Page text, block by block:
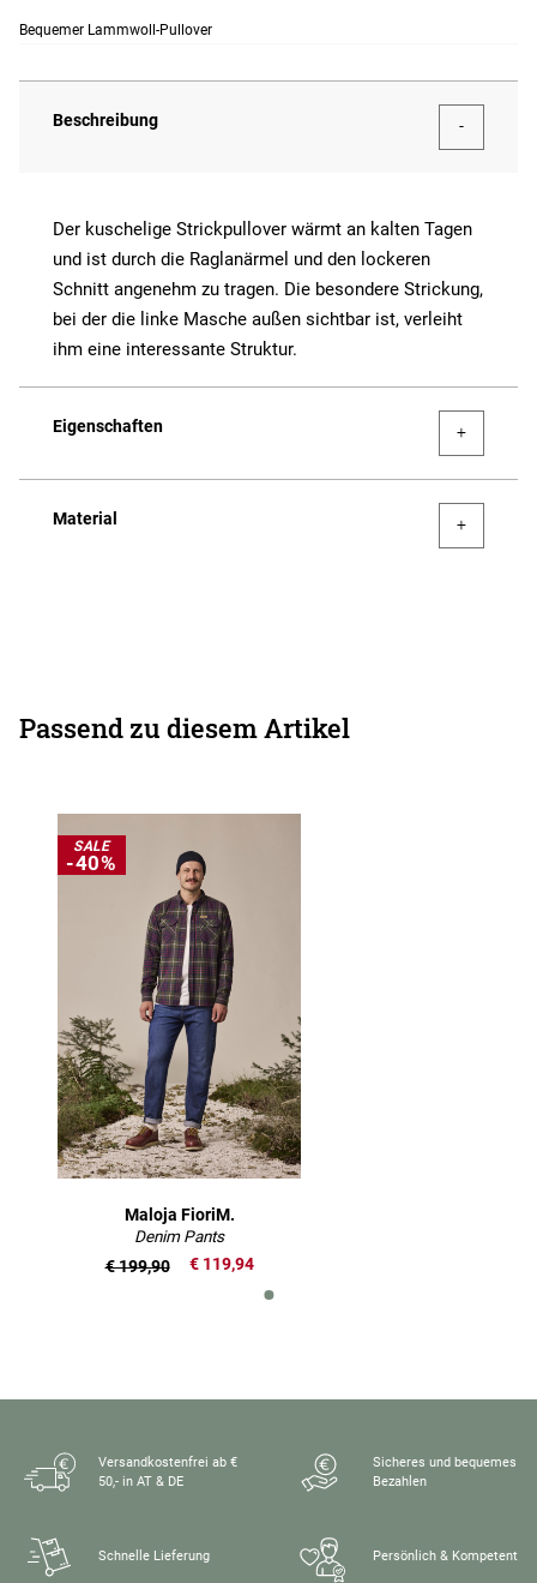
Bequemer Lammwoll-Pullover
Beschreibung
Der kuschelige Strickpullover wärmt an kalten Tagen
und ist durch die Raglanärmel und den lockeren
Schnitt angenehm zu tragen. Die besondere Strickung,
bei der die linke Masche außen sichtbar ist, verleiht
ihm eine interessante Struktur.
Eigenschaften
Material
Passend zu diesem Artikel
SALE
-40%
Maloja FioriM.
Denim Pants
€ 119,94
€ 199,90
Versandkostenfrei ab €
50,- in AT & DE
Sicheres und bequemes
Bezahlen
Schnelle Lieferung Persönlich & Kompetent